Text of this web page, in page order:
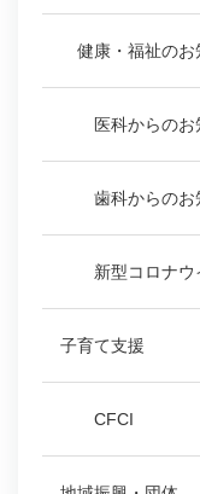
健康・福祉のお
医科からのお
歯科からのお
新型コロナウ
子育て支援
CFCI